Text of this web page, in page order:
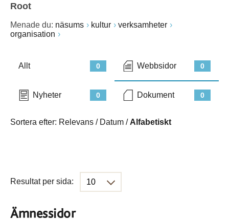
Root
Menade du: näsums kultur
verksamheter
organisation
0
Allt 0
Webbsidor
0
Nyheter 0
Dokument
Sortera efter: Relevans / Datum / Alfabetiskt
Resultat per sida:
Ämnessidor